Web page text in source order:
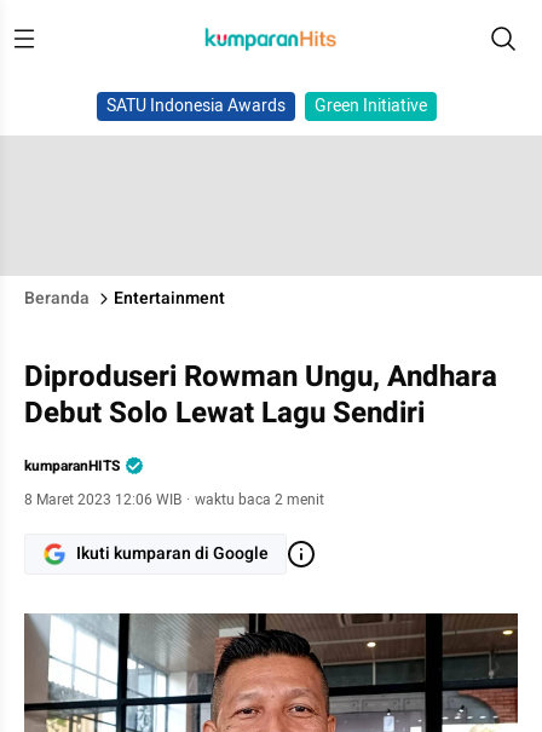
SATU Indonesia Awards Green Initiative
Beranda Entertainment
Diproduseri Rowman Ungu, Andhara
Debut Solo Lewat Lagu Sendiri
kumparanHITS
8 Maret 2023 12:06 WIB · waktu baca 2 menit
Ikuti kumparan di Google